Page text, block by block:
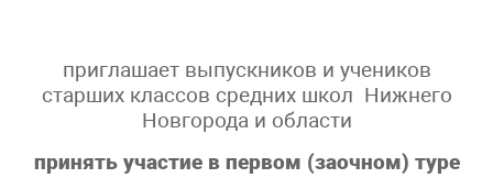
приглашает выпускников и учеников
старших классов средних школ Нижнего
Новгорода и области
принять участие в первом (заочном) туре